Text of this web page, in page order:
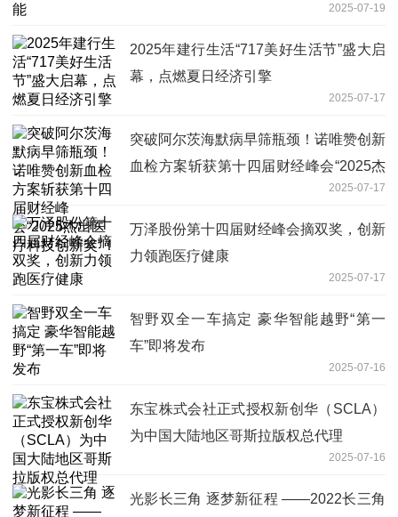
2025-07-19
2025年建行生活“717美好生活节”盛大启
幕，点燃夏日经济引擎
2025-07-17
突破阿尔茨海默病早筛瓶颈！诺唯赞创新
血检方案斩获第十四届财经峰会“2025杰
2025-07-17
万泽股份第十四届财经峰会摘双奖，创新
力领跑医疗健康
2025-07-17
智野双全一车搞定 豪华智能越野“第一
车”即将发布
2025-07-16
东宝株式会社正式授权新创华（SCLA）
为中国大陆地区哥斯拉版权总代理
2025-07-16
光影长三角 逐梦新征程 ——2022长三角